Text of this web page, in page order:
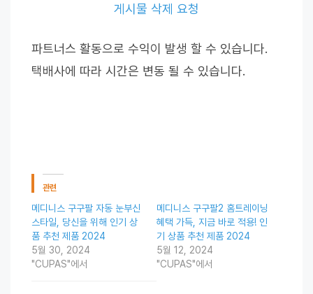
게시물 삭제 요청
파트너스 활동으로 수익이 발생 할 수 있습니다.
택배사에 따라 시간은 변동 될 수 있습니다.
관련
메디니스 구구팔 자동 눈부신
스타일, 당신을 위해 인기 상
품 추천 제품 2024
5월 30, 2024
"CUPAS"에서
메디니스 구구팔2 홈트레이닝
혜택 가득, 지금 바로 적용! 인
기 상품 추천 제품 2024
5월 12, 2024
"CUPAS"에서